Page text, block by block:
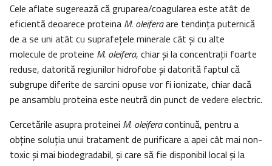
Cele aflate sugerează că gruparea/coagularea este atât de
eficientă deoarece proteina M. oleiferaare tendinţa puternică
de a se uni atât cu suprafeţele minerale cât şi cu alte
molecule de proteine M. oleifera, chiar şi la concentraţii foarte
reduse, datorită regiunilor hidrofobe şi datorită faptul că
subgrupe diferite de sarcini opuse vor fi ionizate, chiar dacă
pe ansamblu proteina este neutră din punct de vedere electric.
Cercetările asupra proteinei M. oleiferacontinuă, pentru a
obţine soluţia unui tratament de purificare a apei cât mai non-
toxic şi mai biodegradabil, şi care să fie disponibil local şi la